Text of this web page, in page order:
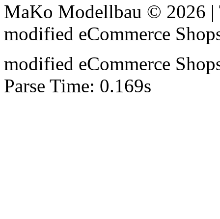
MaKo Modellbau © 2026
modified eCommerce
modified eCommerce
Parse Time: 0.169s